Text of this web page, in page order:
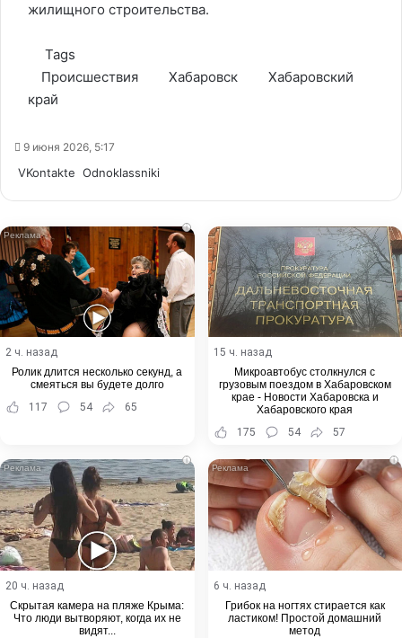
жилищного строительства.
Tags
Происшествия
Хабаровск
Хабаровский
край
9 июня 2026, 5:17
VKontakte Odnoklassniki
i
2 ч. назад
Ролик длится несколько секунд, а
смеяться вы будете долго
117
54 65
15 ч. назад
Микроавтобус столкнулся с
грузовым поездом в Хабаровском
крае - Новости Хабаровска и
Хабаровского края
175
54 57
i
20 ч. назад
Скрытая камера на пляже Крыма:
Что люди вытворяют, когда их не
видят...
i
6 ч. назад
Грибок на ногтях стирается как
ластиком! Простой домашний
метод